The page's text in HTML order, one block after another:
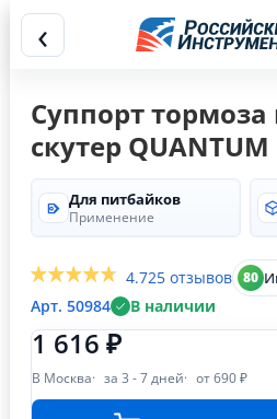
‹
Суппорт тормоза
скутер QUANTUM
Для питбайков
Применение
4.725 отзывов 80
Арт. 50984 В наличии
1 616 ₽
В Москва за 3 - 7 дней от 690 ₽